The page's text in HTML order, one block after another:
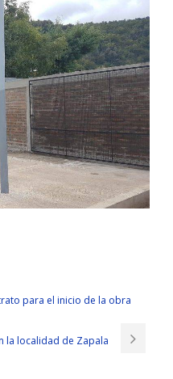
was held at a Microsoft
secretly sneered at himself.
We are camping with
and no one else has to do
para el inicio de la obra
la localidad de Zapala